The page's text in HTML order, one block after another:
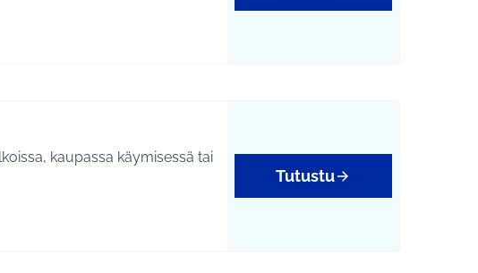
kaupassa käymisessä tai
yhteisöllisyys
Tutustu